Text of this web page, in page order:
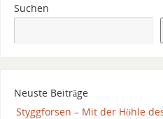
Suchen
Neuste Beiträge
Styggforsen – Mit der Höhle